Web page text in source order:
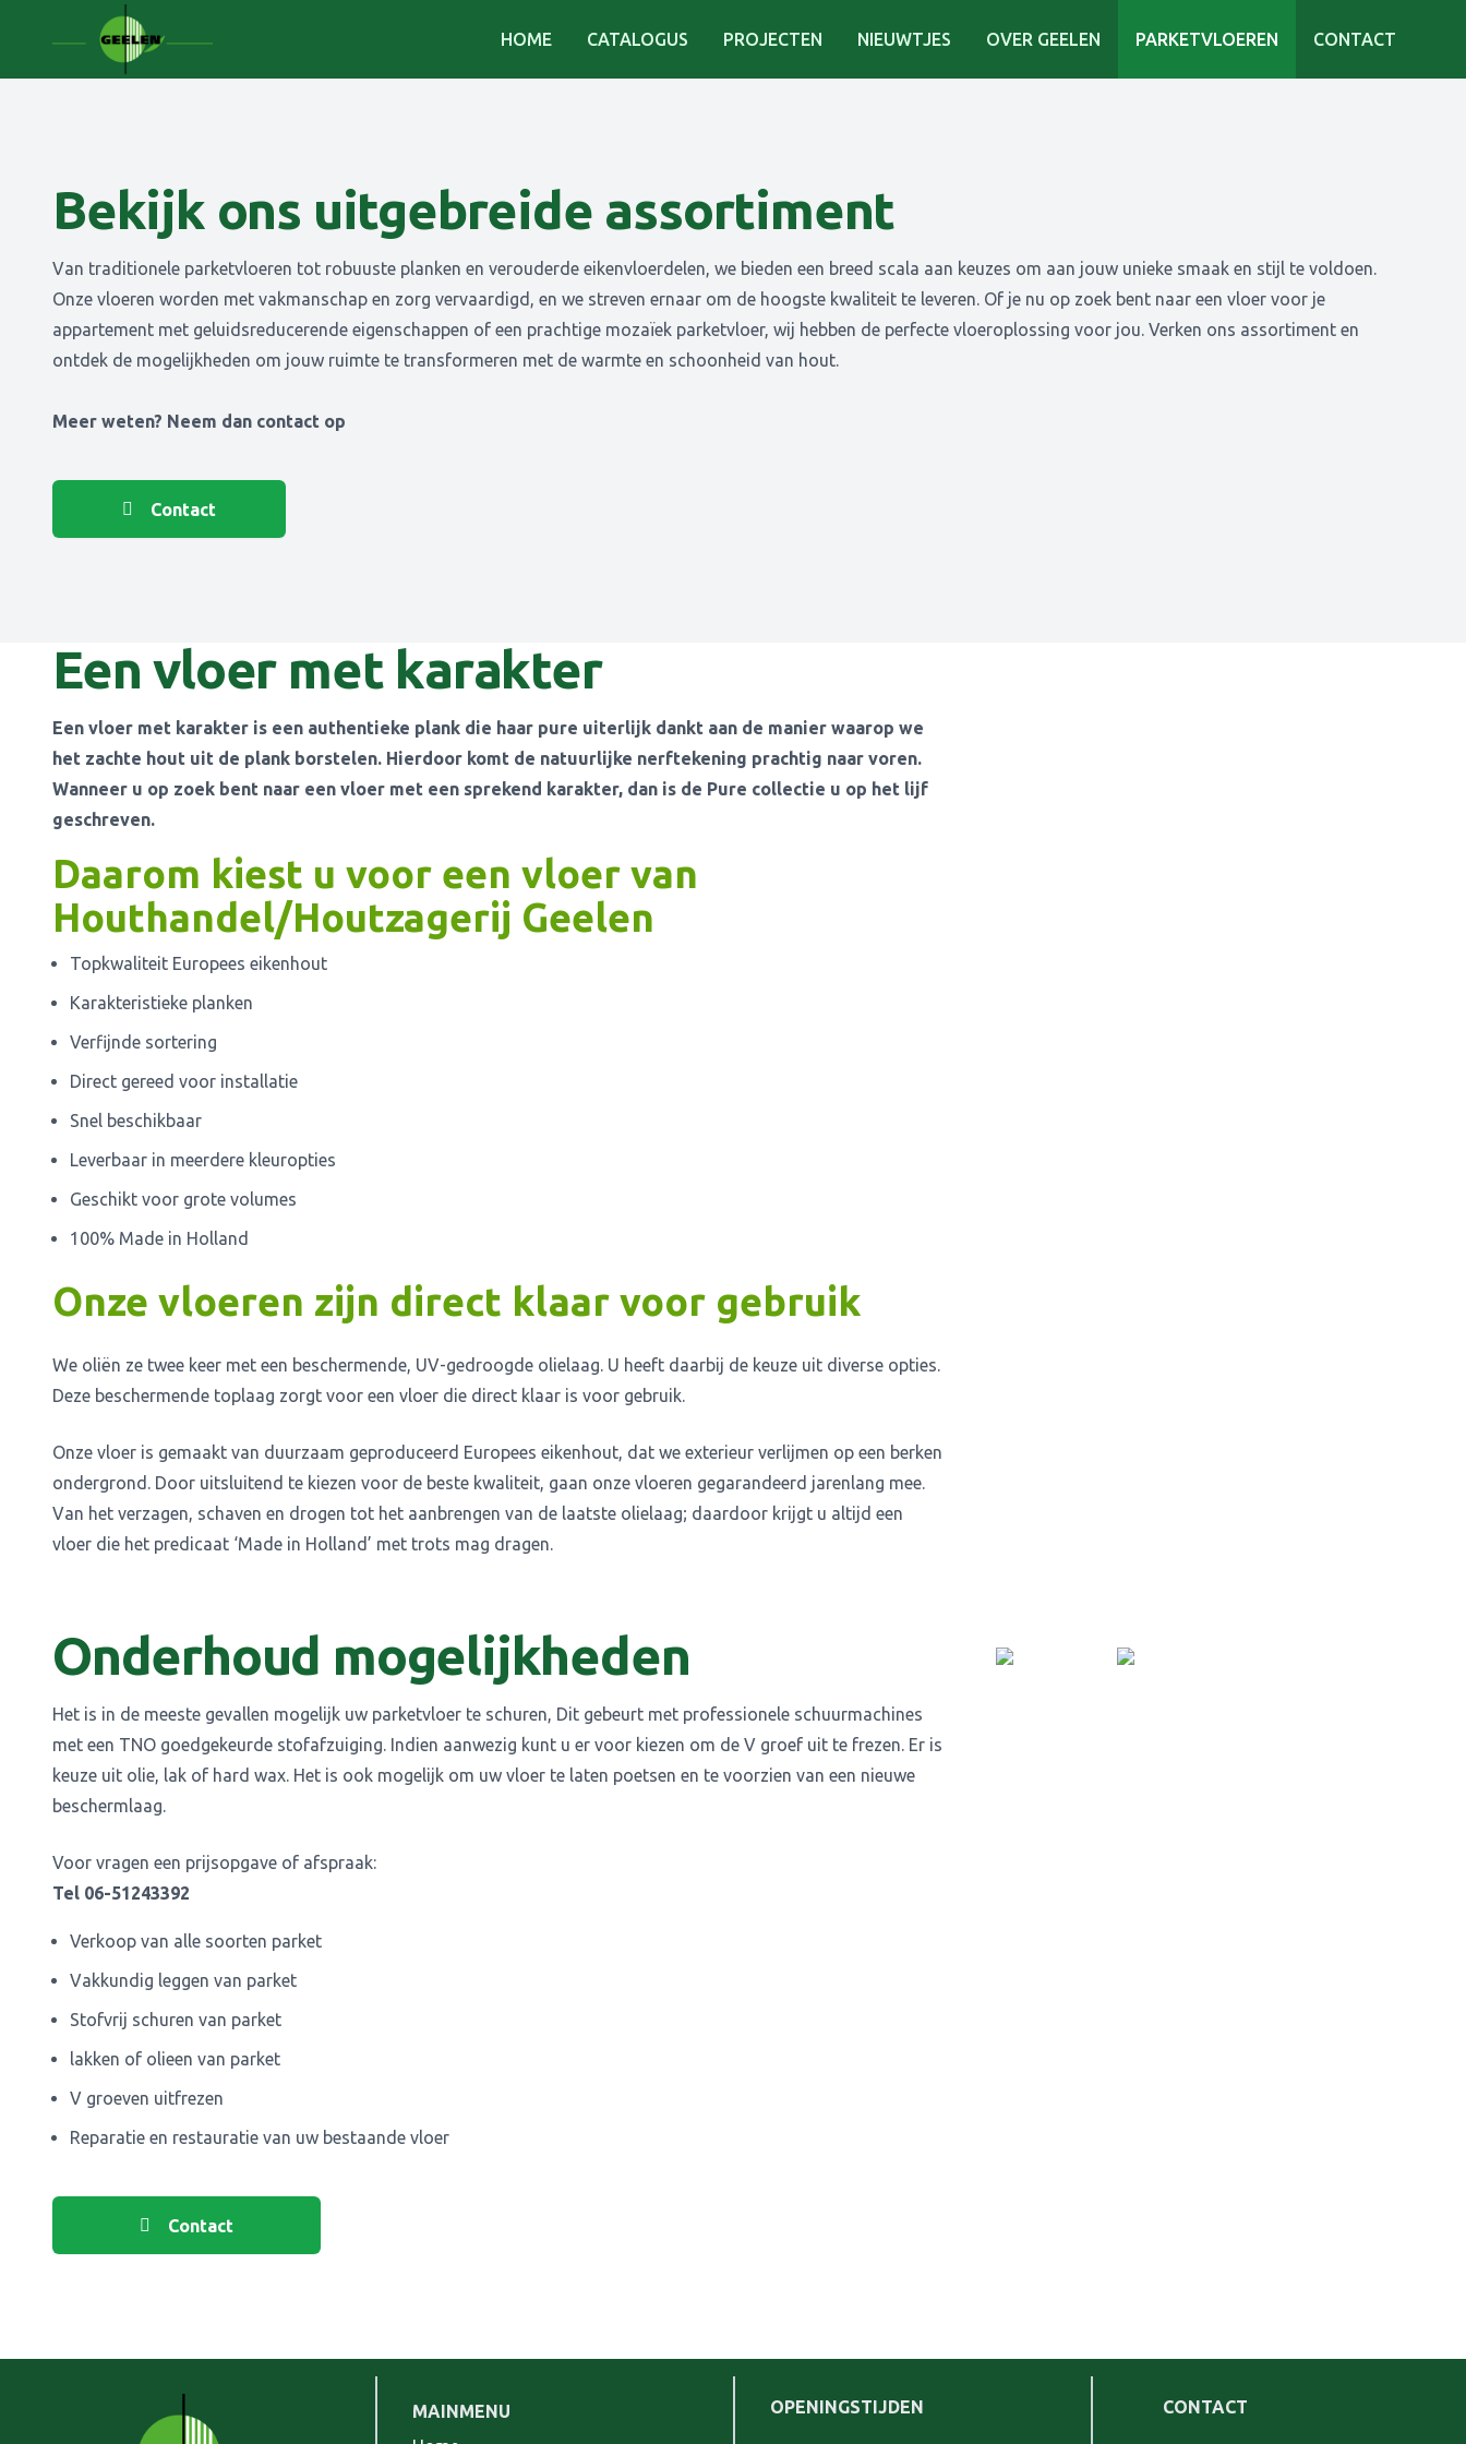
HOME CATALOGUS PROJECTEN NIEUWTJES OVER GEELEN PARKETVLOEREN CONTACT
Bekijk ons uitgebreide assortiment
Van traditionele parketvloeren tot robuuste planken en verouderde eikenvloerdelen, we bieden een breed scala aan keuzes om aan jouw unieke smaak en stijl te voldoen.
Onze vloeren worden met vakmanschap en zorg vervaardigd, en we streven ernaar om de hoogste kwaliteit te leveren. Of je nu op zoek bent naar een vloer voor je
appartement met geluidsreducerende eigenschappen of een prachtige mozaïek parketvloer, wij hebben de perfecte vloeroplossing voor jou. Verken ons assortiment en
ontdek de mogelijkheden om jouw ruimte te transformeren met de warmte en schoonheid van hout.
Meer weten? Neem dan contact op
Contact
Een vloer met karakter
Een vloer met karakter is een authentieke plank die haar pure uiterlijk dankt aan de manier waarop we
het zachte hout uit de plank borstelen. Hierdoor komt de natuurlijke nerftekening prachtig naar voren.
Wanneer u op zoek bent naar een vloer met een sprekend karakter, dan is de Pure collectie u op het lijf
geschreven.
Daarom kiest u voor een vloer van
Houthandel/Houtzagerij Geelen
Topkwaliteit Europees eikenhout
Karakteristieke planken
Verfijnde sortering
Direct gereed voor installatie
Snel beschikbaar
Leverbaar in meerdere kleuropties
Geschikt voor grote volumes
100% Made in Holland
Onze vloeren zijn direct klaar voor gebruik
We oliën ze twee keer met een beschermende, UV-gedroogde olielaag. U heeft daarbij de keuze uit diverse opties.
Deze beschermende toplaag zorgt voor een vloer die direct klaar is voor gebruik.
Onze vloer is gemaakt van duurzaam geproduceerd Europees eikenhout, dat we exterieur verlijmen op een berken
ondergrond. Door uitsluitend te kiezen voor de beste kwaliteit, gaan onze vloeren gegarandeerd jarenlang mee.
Van het verzagen, schaven en drogen tot het aanbrengen van de laatste olielaag; daardoor krijgt u altijd een
vloer die het predicaat ‘Made in Holland’ met trots mag dragen.
Onderhoud mogelijkheden
Het is in de meeste gevallen mogelijk uw parketvloer te schuren, Dit gebeurt met professionele schuurmachines
met een TNO goedgekeurde stofafzuiging. Indien aanwezig kunt u er voor kiezen om de V groef uit te frezen. Er is
keuze uit olie, lak of hard wax. Het is ook mogelijk om uw vloer te laten poetsen en te voorzien van een nieuwe
beschermlaag.
Voor vragen een prijsopgave of afspraak:
Tel 06-51243392
Verkoop van alle soorten parket
Vakkundig leggen van parket
Stofvrij schuren van parket
lakken of olieen van parket
V groeven uitfrezen
Reparatie en restauratie van uw bestaande vloer
Contact
MAINMENU
OPENINGSTIJDEN CONTACT